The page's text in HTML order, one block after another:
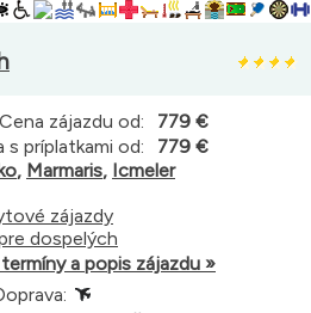
Cena zájazdu od:
779 €
s príplatkami od:
779 €
, Marmaris, Icmeler
zájazdy
dospelých
a popis zájazdu »